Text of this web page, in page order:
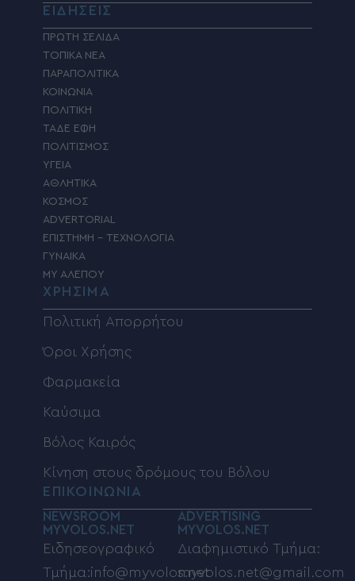
ΕΙΔΗΣΕΙΣ
ΠΡΩΤΗ ΣΕΛΙΔΑ
ΤΟΠΙΚΑ ΝΕΑ
ΠΑΡΑΠΟΛΙΤΙΚΑ
ΚΟΙΝΩΝΙΑ
ΠΟΛΙΤΙΚΗ
ΤΑΔΕ ΕΦΗ
ΠΟΛΙΤΙΣΜΟΣ
ΥΓΕΙΑ
ΑΘΛΗΤΙΚΑ
ΚΟΣΜΟΣ
ADVERTORIAL
ΕΠΙΣΤΗΜΗ – ΤΕΧΝΟΛΟΓΙΑ
ΓΥΝΑΙΚΑ
MY ΑΛΕΠΟΥ
ΧΡΗΣΙΜΑ
Πολιτική Απορρήτου
Όροι Χρήσης
Φαρμακεία
Καύσιμα
Βόλος Καιρός
Κίνηση στους δρόμους του Βόλου
ΕΠΙΚΟΙΝΩΝΙΑ
NEWSROOM
MYVOLOS.NET
Ειδησεογραφικό
Τμήμα:info@myvolos.net
ADVERTISING
MYVOLOS.NET
Διαφημιστικό Τμήμα:
myvolos.net@gmail.com